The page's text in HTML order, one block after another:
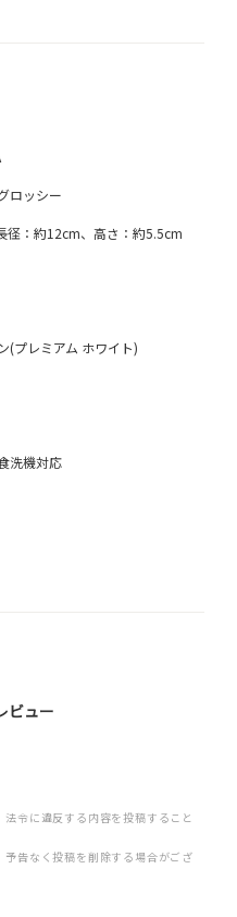
ロッシー
径：約12cm、高さ：約5.5cm
(プレミアム ホワイト)
洗機対応
ビュー
令に違反する内容を投稿すること
告なく投稿を削除する場合がござ